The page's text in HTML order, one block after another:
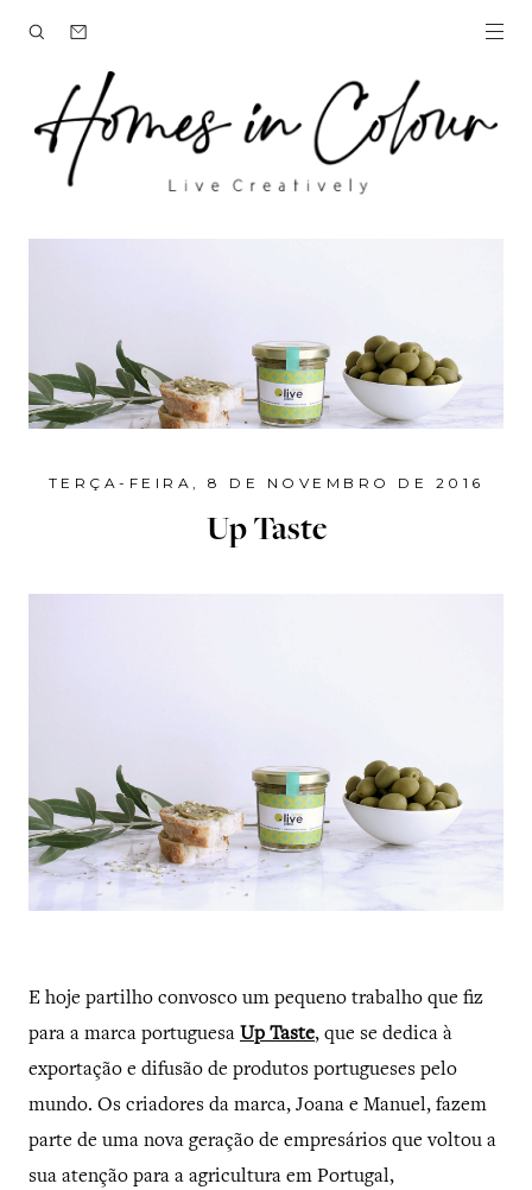
TERÇA-FEIRA, 8 DE NOVEMBRO DE 2016
Up Taste
E hoje partilho convosco um pequeno trabalho que fiz
para a marca portuguesa Up Taste, que se dedica à
exportação e difusão de produtos portugueses pelo
mundo. Os criadores da marca, Joana e Manuel, fazem
parte de uma nova geração de empresários que voltou a
sua atenção para a agricultura em Portugal,